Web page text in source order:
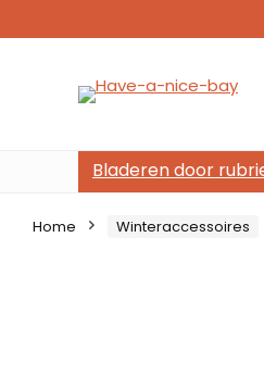
Bladeren door
Home Winteraccessoires